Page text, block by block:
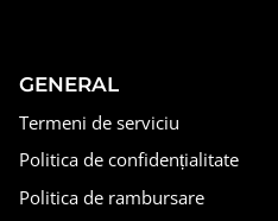
GENERAL
Termeni de serviciu
Politica de confidențialitate
Politica de rambursare